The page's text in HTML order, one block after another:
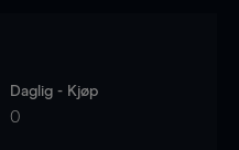
Daglig - Kjøp
0